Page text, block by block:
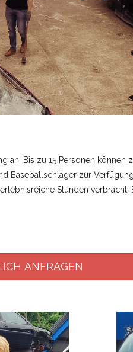
Bis zu 15 Personen können
Baseballschläger zur
Stunden verbracht.
ANFRAGEN